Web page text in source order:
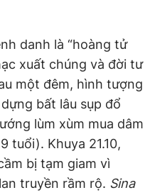
Liên hệ quảng cáo
danh là “hoàng tử
xuất chúng và đời tư
một đêm, hình tượng
bất lâu sụp đổ
lùm xùm mua dâm
tuổi). Khuya 21.10,
bị tạm giam vì
truyền rầm rộ. Sina